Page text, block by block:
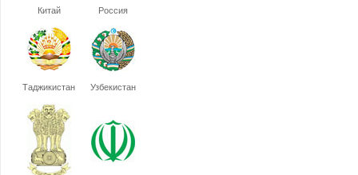
Китай Россия
Таджикистан Узбекистан